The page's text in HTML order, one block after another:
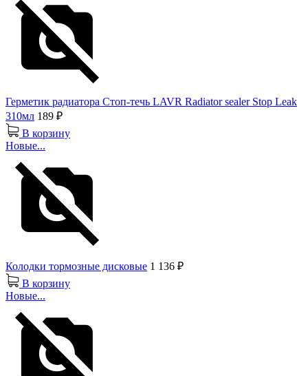
Герметик радиатора Стоп-течь LAVR Radiator sealer Stop Leak
310мл 189 ₽
В корзину
Новые...
Колодки тормозные дисковые 1 136 ₽
В корзину
Новые...